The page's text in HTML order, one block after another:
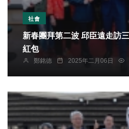
社會
新春團拜第二波 邱臣遠走訪三區公所 親送賀歲小
紅包
鄭銘德 2025年二月06日